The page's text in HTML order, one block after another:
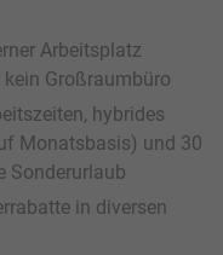
Arbeitsplatz
Großraumbüro
hybrides
Monatsbasis) und 30
Sonderurlaub
in diversen